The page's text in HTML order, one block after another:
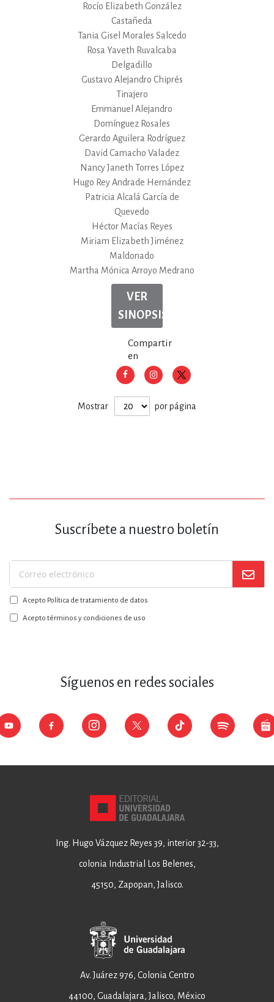
Rocío Elizabeth González
Castañeda
Tania Gisel Morales Salcedo
Rosa Yaveth Ruvalcaba
Delgadillo
Gustavo Alejandro Chiprés
Tinajero
Emmanuel Alejandro
Domínguez Rosales
Gerardo Aguilera Rodríguez
David Camacho Valadez
Nancy Janeth Torres López
Hugo Rey Andrade Hernández
Patricia Alcalá García de
Quevedo
Héctor Macías Reyes
Miriam Elizabeth Jiménez
Maldonado
Martha Mónica Arroyo Medrano
VER
SINOPSIS
Compartir
en
Mostrar por página
Suscríbete a nuestro boletín
Suscríbase
a
nuestro
boletín:
Acepto Política de tratamiento de datos
Acepto términos y condiciones de uso
Síguenos en redes sociales
Ing. Hugo Vázquez Reyes 39, interior 32-33,
colonia Industrial Los Belenes,
45150, Zapopan, Jalisco.
Av. Juárez 976, Colonia Centro
44100, Guadalajara, Jalisco, México